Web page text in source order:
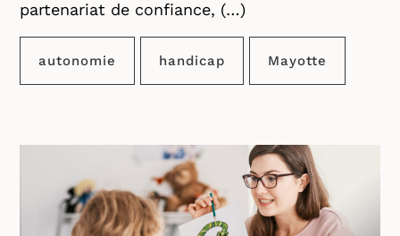
partenariat de confiance, (…)
autonomie handicap Mayotte